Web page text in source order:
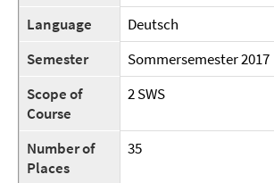
Language
Deutsch
Semester
Sommersemester 2017
Scope of
Course
2 SWS
Number of
Places
35